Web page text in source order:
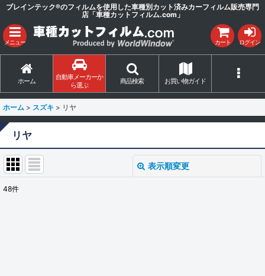
ブレインテック®のフィルムを使用した車種別カット済みカーフィルム販売専門
店「車種カットフィルム.com」
メニュー カート ログイン
ホーム
自動車メーカーか
ら選ぶ
商品検索 お買い物ガイド
ホーム > スズキ > リヤ
リヤ
表示順変更
48件